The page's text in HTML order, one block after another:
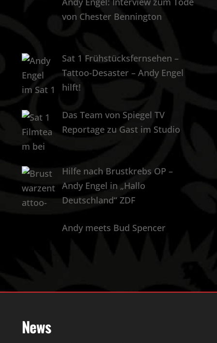
von Chester Bennington
Sat 1 Frühstücksfernsehen –
Tattoo-Desaster – Andy Engel
hilft!
Das Team von Spiegel TV
Reportage zu Gast im Studio
Hilfe nach Brustkrebs OP –
Andy Engel in „Hallo
Deutschland“ ZDF
Andy meets Bud Spencer
News